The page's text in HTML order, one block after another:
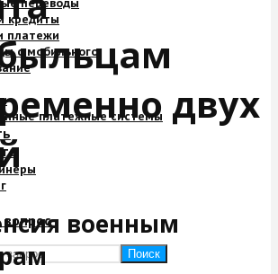
кредиты
платежи
с мобильного
платежные системы
Поиск
двух
военным